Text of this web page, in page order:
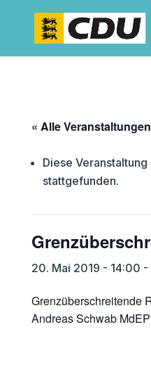
« Alle Veranstaltungen
Diese
stattgefunden.
20. Mai 2019 - 14:00 -
Grenzüberschreitende
Andreas Schwab